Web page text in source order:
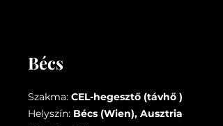
Bécs
Szakma: CEL-hegesztő (távhő )
Helyszín: Bécs (Wien), Ausztria